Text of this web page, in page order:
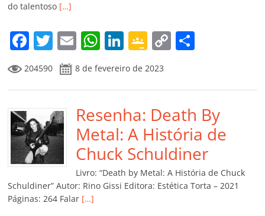
do talentoso […]
F
a
c
e
b
o
o
k
T
w
itt
er
E
m
ai
l
W
at
s
A
p
p
Li
k
e
dI
n
G
o
o
gl
e
Cl
a
ss
ro
C
y
Li
n
k
p
ar
til
h
ar
204590 8 de fevereiro de 2023
Resenha: Death By
Metal: A História de
Chuck Schuldiner
Livro: “Death by Metal: A História de Chuck
Schuldiner” Autor: Rino Gissi Editora: Estética Torta – 2021
Páginas: 264 Falar […]